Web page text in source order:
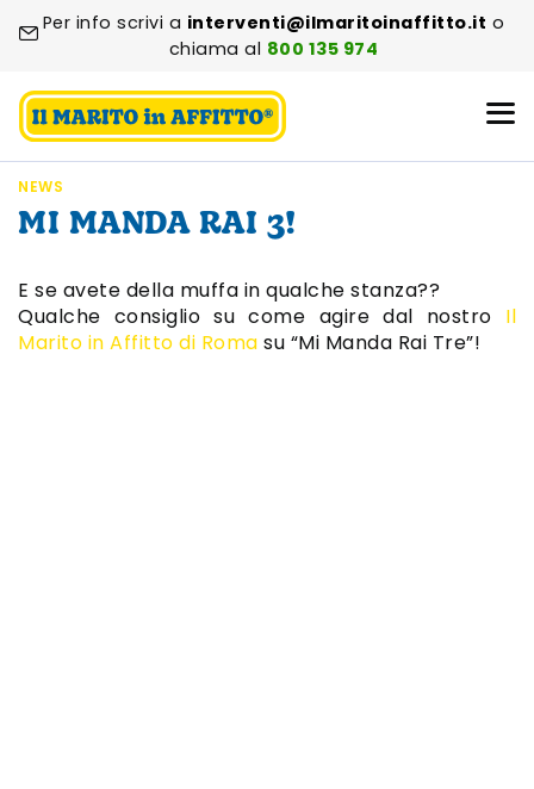
Per info scrivi a interventi@ilmaritoinaffitto.it o
chiama al 800 135 974
NEWS
MI MANDA RAI 3!
E se avete della muffa in qualche stanza??
Qualche consiglio su come agire dal nostro Il
Marito in Affitto di Roma su “Mi Manda Rai Tre”!